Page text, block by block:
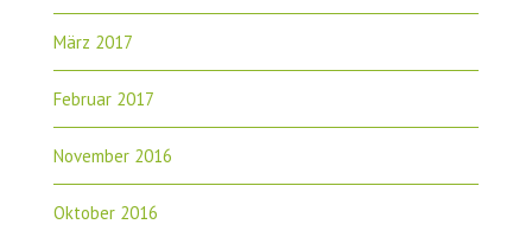
März 2017
Februar 2017
November 2016
Oktober 2016